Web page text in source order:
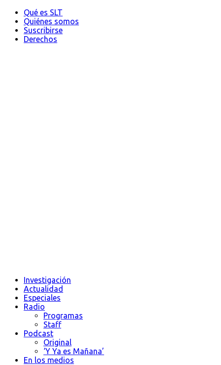
Qué es SLT
Quiénes somos
Suscribirse
Derechos
Investigación
Actualidad
Especiales
Radio
Programas
Staff
Podcast
Original
‘Y Ya es Mañana’
En los medios